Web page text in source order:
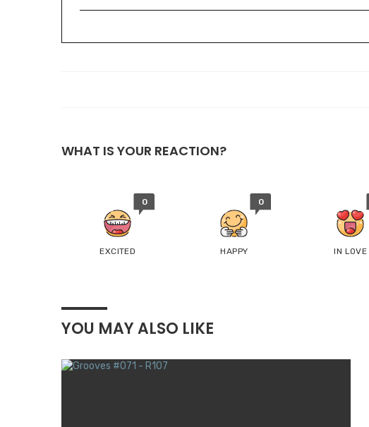
WHAT IS YOUR REACTION?
0
EXCITED
0
HAPPY IN LOVE
YOU MAY ALSO LIKE